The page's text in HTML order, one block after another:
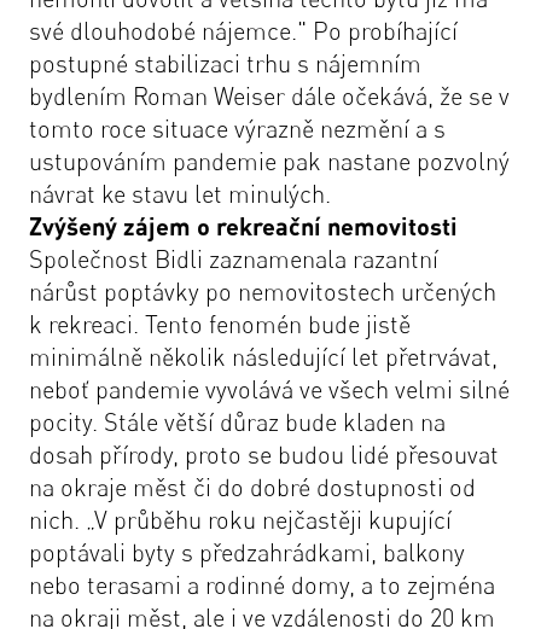
své dlouhodobé nájemce." Po probíhající
postupné stabilizaci trhu s nájemním
bydlením Roman Weiser dále očekává, že se v
tomto roce situace výrazně nezmění a s
ustupováním pandemie pak nastane pozvolný
návrat ke stavu let minulých.
Zvýšený zájem o rekreační nemovitosti
Společnost Bidli zaznamenala razantní
nárůst poptávky po nemovitostech určených
k rekreaci. Tento fenomén bude jistě
minimálně několik následující let přetrvávat,
neboť pandemie vyvolává ve všech velmi silné
pocity. Stále větší důraz bude kladen na
dosah přírody, proto se budou lidé přesouvat
na okraje měst či do dobré dostupnosti od
nich. „V průběhu roku nejčastěji kupující
poptávali byty s předzahrádkami, balkony
nebo terasami a rodinné domy, a to zejména
na okraji měst, ale i ve vzdálenosti do 20 km